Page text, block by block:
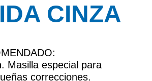
CINZA
Masilla especial para
correcciones.